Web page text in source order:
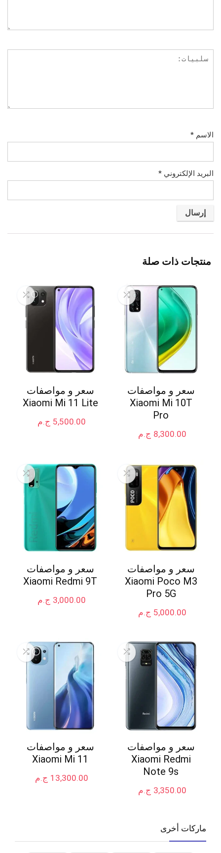
الاسم *
البريد الإلكتروني *
منتجات ذات صلة
سعر و مواصفات
Xiaomi Mi 10T
Pro
ج.م 8,300.00
سعر و مواصفات
Xiaomi Mi 11 Lite
ج.م 5,500.00
سعر و مواصفات
Xiaomi Poco M3
Pro 5G
ج.م 5,000.00
سعر و مواصفات
Xiaomi Redmi 9T
ج.م 3,000.00
سعر و مواصفات
Xiaomi Redmi
Note 9s
ج.م 3,350.00
سعر و مواصفات
Xiaomi Mi 11
ج.م 13,300.00
ماركات أخرى